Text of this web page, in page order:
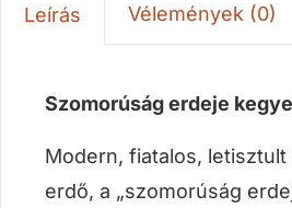
Leírás Vélemények (0)
Szomorúság erdeje
Modern, fiatalos,
erdő, a „szomorúság